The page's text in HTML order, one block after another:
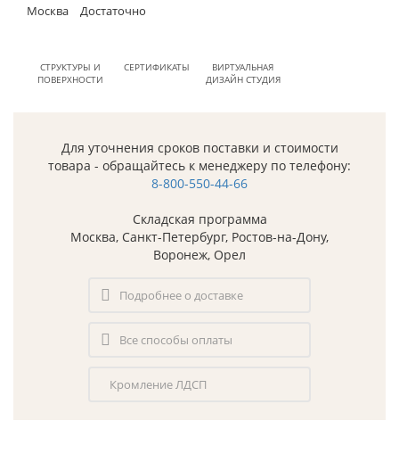
Москва
Достаточно
СТРУКТУРЫ И
ПОВЕРХНОСТИ
СЕРТИФИКАТЫ
ВИРТУАЛЬНАЯ
ДИЗАЙН СТУДИЯ
Для уточнения сроков поставки и стоимости
товара - обращайтесь к менеджеру по телефону:
8-800-550-44-66
Складская программа
Москва, Санкт-Петербург, Ростов-на-Дону,
Воронеж, Орел
Подробнее о доставке
Все способы оплаты
Кромление ЛДСП